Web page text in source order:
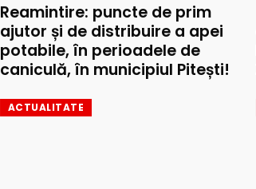
Reamintire: puncte de prim
ajutor și de distribuire a apei
potabile, în perioadele de
caniculă, în municipiul Pitești!
ACTUALITATE